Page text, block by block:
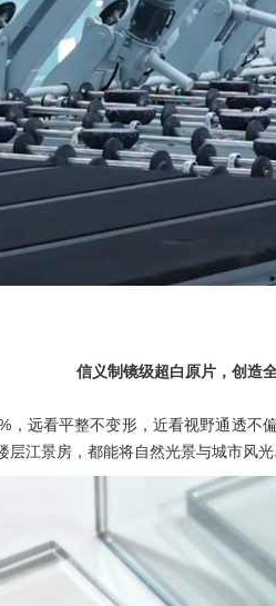
信义制镜级超白原片，创造
远看平整不变形，近看视野通透
江景房，都能将自然光景与城市风